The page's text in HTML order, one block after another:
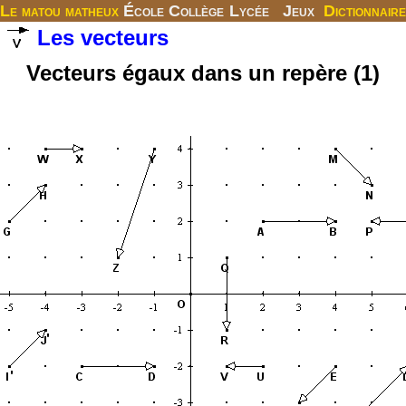
Le matou matheux École Collège Lycée Jeux Dictionnaire
Les vecteurs
Vecteurs égaux dans un repère (1)